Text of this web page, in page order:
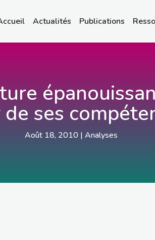
Actualités Publications
ses
Août 18, 2010 | Analyses